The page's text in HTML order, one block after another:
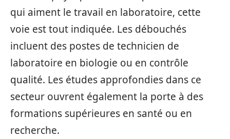
qui aiment le travail en laboratoire, cette
voie est tout indiquée. Les débouchés
incluent des postes de technicien de
laboratoire en biologie ou en contrôle
qualité. Les études approfondies dans ce
secteur ouvrent également la porte à des
formations supérieures en santé ou en
recherche.